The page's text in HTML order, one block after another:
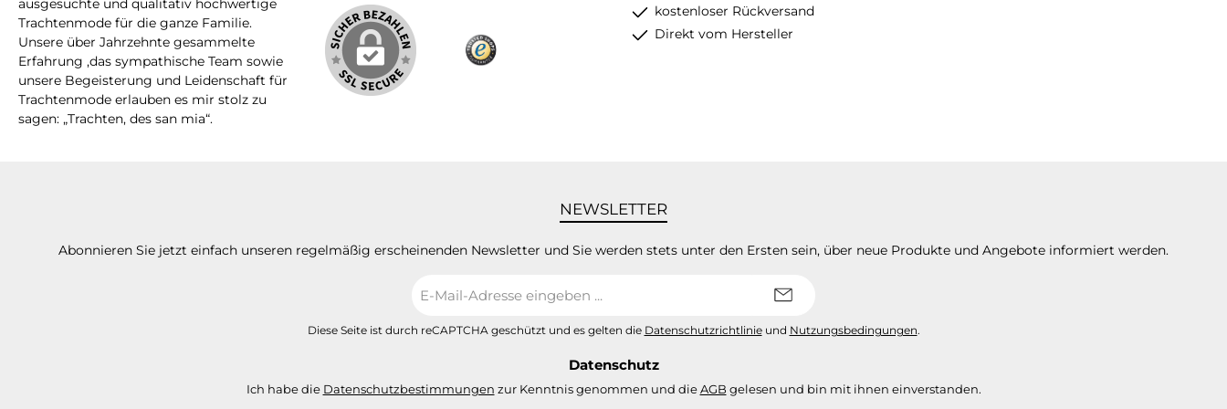
ausgesuchte und qualitativ hochwertige
Trachtenmode für die ganze Familie.
Unsere über Jahrzehnte gesammelte
Erfahrung ,das sympathische Team sowie
unsere Begeisterung und Leidenschaft für
Trachtenmode erlauben es mir stolz zu
sagen: „Trachten, des san mia“.
kostenloser Rückversand
Direkt vom Hersteller
NEWSLETTER
Abonnieren Sie jetzt einfach unseren regelmäßig erscheinenden Newsletter und Sie werden stets unter den Ersten sein, über neue Produkte und Angebote informiert werden.
Mail-
Adresse
Diese Seite ist durch reCAPTCHA geschützt und es gelten die Datenschutzrichtlinieund Nutzungsbedingungen.
Datenschutz
Ich habe die Datenschutzbestimmungen zur Kenntnis genommen und dieAGB gelesen und bin mit ihnen einverstanden.